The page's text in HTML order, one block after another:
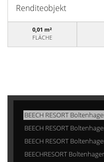
Renditeobjekt
0,01 m²
FLÄCHE
BEECH RESORT
BEECH RESORT
BEECH RESORT
BEECHRESORT